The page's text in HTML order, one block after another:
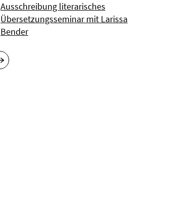
Ausschreibung literarisches
Übersetzungsseminar mit Larissa
Bender